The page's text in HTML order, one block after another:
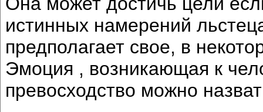
истинных намерений
предполагает свое, в
Эмоция , возникающая к
превосходство можно